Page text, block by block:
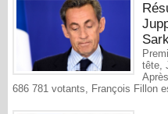
tête,
686 781 votants, François Fillon